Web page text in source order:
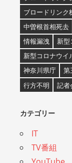
ブロードリンク
中曽根首相死去
情報漏洩
新型
新型コロナウイ
神奈川県庁
第
行方不明
記者
カテゴリー
IT
TV番組